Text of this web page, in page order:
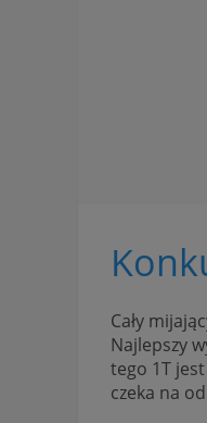
Cały
Najlepszy
tego 1T
czeka na